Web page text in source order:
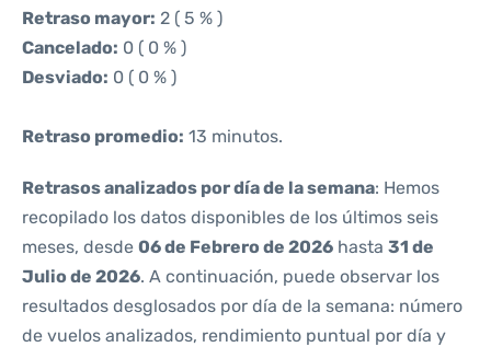
Retraso mayor: 2 ( 5 % )
Cancelado: 0 ( 0 % )
Desviado: 0 ( 0 % )
Retraso promedio: 13 minutos.
Retrasos analizados por día de la semana: Hemos
recopilado los datos disponibles de los últimos seis
meses, desde 06 de Febrero de 2026 hasta 31 de
Julio de 2026. A continuación, puede observar los
resultados desglosados por día de la semana: número
de vuelos analizados, rendimiento puntual por día y